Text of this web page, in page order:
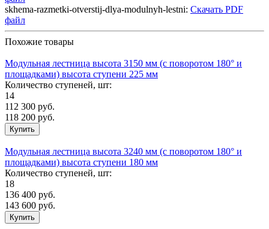
skhema-razmetki-otverstij-dlya-modulnyh-lestni: Скачать PDF
файл
Похожие товары
Модульная лестница высота 3150 мм (с поворотом 180° и
площадками) высота ступени 225 мм
Количество ступеней, шт:
14
112 300 руб.
118 200 руб.
Модульная лестница высота 3240 мм (с поворотом 180° и
площадками) высота ступени 180 мм
Количество ступеней, шт:
18
136 400 руб.
143 600 руб.